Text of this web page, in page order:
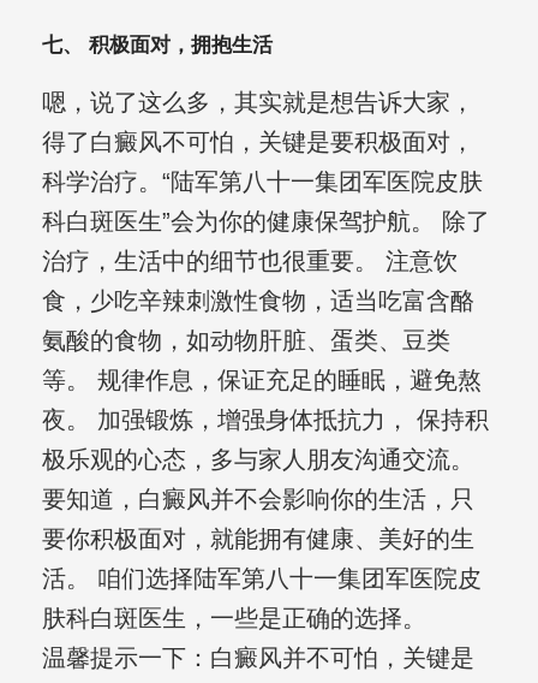
七、 积极面对，拥抱生活
嗯，说了这么多，其实就是想告诉大家，
得了白癜风不可怕，关键是要积极面对，
科学治疗。“陆军第八十一集团军医院皮肤
科白斑医生”会为你的健康保驾护航。 除了
治疗，生活中的细节也很重要。 注意饮
食，少吃辛辣刺激性食物，适当吃富含酪
氨酸的食物，如动物肝脏、蛋类、豆类
等。 规律作息，保证充足的睡眠，避免熬
夜。 加强锻炼，增强身体抵抗力， 保持积
极乐观的心态，多与家人朋友沟通交流。
要知道，白癜风并不会影响你的生活，只
要你积极面对，就能拥有健康、美好的生
活。 咱们选择陆军第八十一集团军医院皮
肤科白斑医生，一些是正确的选择。
温馨提示一下：白癜风并不可怕，关键是